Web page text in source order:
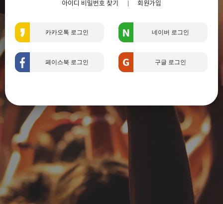
아이디 비밀번호 찾기 회원가입
카카오톡 로그인 네이버 로그인
페이스북 로그인 구글 로그인